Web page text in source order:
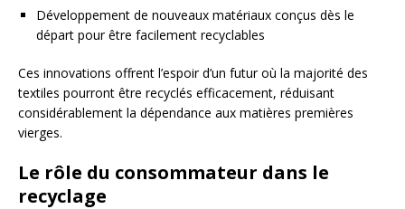
Développement de nouveaux matériaux conçus dès le
départ pour être facilement recyclables
Ces innovations offrent l’espoir d’un futur où la majorité des
textiles pourront être recyclés efficacement, réduisant
considérablement la dépendance aux matières premières
vierges.
Le rôle du consommateur dans le
recyclage